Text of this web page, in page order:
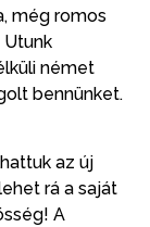
még romos
német
bennünket.
az új
rá a saját
A